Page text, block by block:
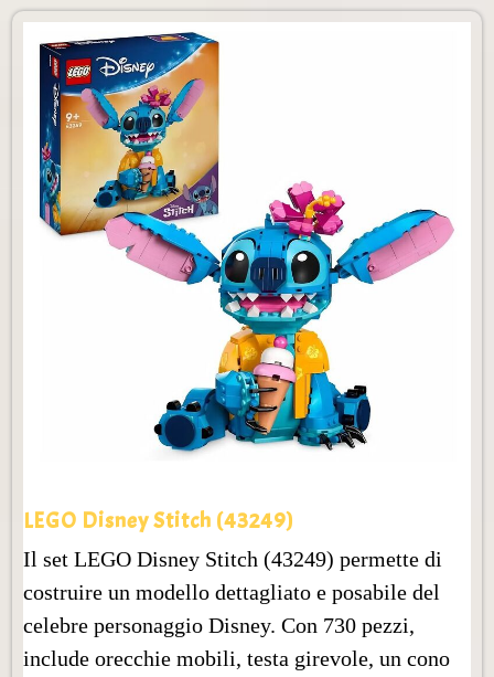
LEGO Disney Stitch (43249)
Il set LEGO Disney Stitch (43249) permette di
costruire un modello dettagliato e posabile del
celebre personaggio Disney. Con 730 pezzi,
include orecchie mobili, testa girevole, un cono